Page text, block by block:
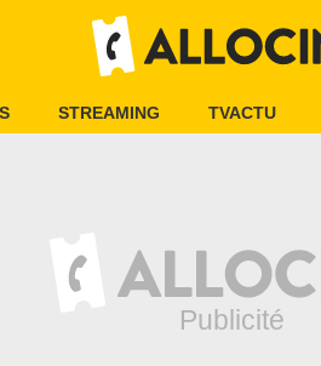
STREAMING TVACTU